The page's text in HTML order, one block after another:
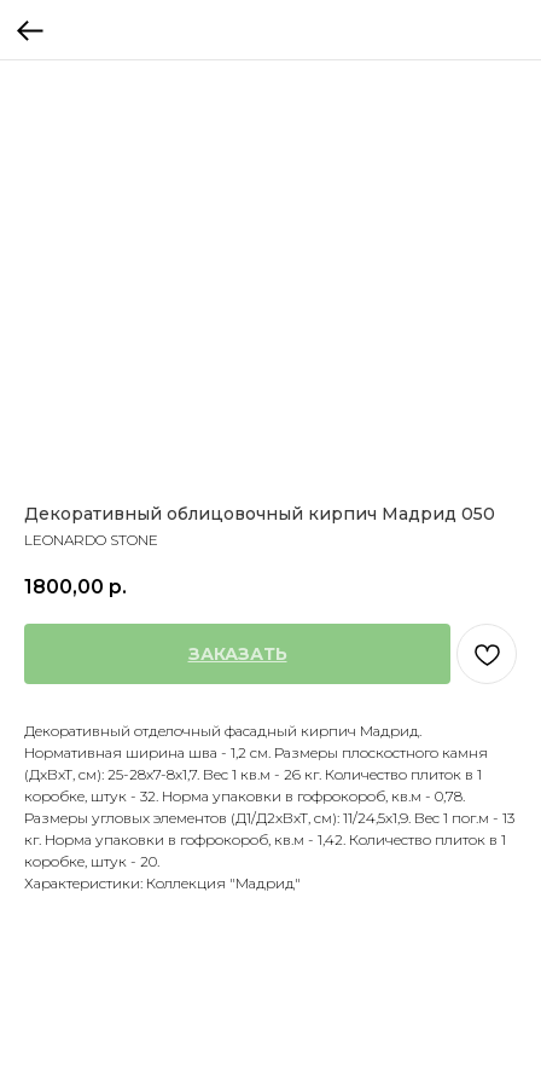
Декоративный облицовочный кирпич Мадрид 050
LEONARDO STONE
1800,00 р.
ЗАКАЗАТЬ
Декоративный отделочный фасадный кирпич Мадрид.
Нормативная ширина шва - 1,2 см. Размеры плоскостного камня
(ДхВхТ, см): 25-28х7-8х1,7. Вес 1 кв.м - 26 кг. Количество плиток в 1
коробке, штук - 32. Норма упаковки в гофрокороб, кв.м - 0,78.
Размеры угловых элементов (Д1/Д2хВхТ, см): 11/24,5х1,9. Вес 1 пог.м - 13
кг. Норма упаковки в гофрокороб, кв.м - 1,42. Количество плиток в 1
коробке, штук - 20.
Характеристики: Коллекция "Мадрид"